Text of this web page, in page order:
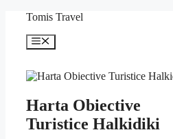
conținut
Tomis Travel
Meniu
Harta Obiective
Turistice Halkidiki